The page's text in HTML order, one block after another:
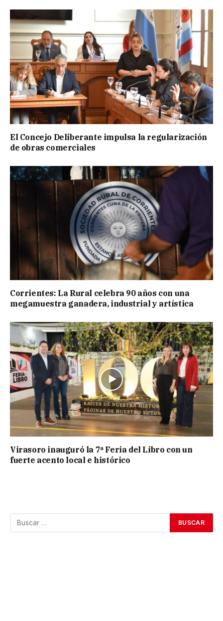
El Concejo Deliberante impulsa la regularización
de obras comerciales
Corrientes: La Rural celebra 90 años con una
megamuestra ganadera, industrial y artística
Virasoro inauguró la 7ª Feria del Libro con un
fuerte acento local e histórico